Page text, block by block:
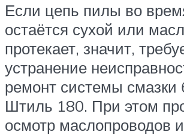
Если цепь пилы во
остаётся сухой или
протекает, значит,
устранение
ремонт системы смазки
Штиль 180. При этом
осмотр маслопроводов